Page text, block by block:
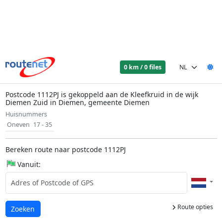
0 km / 0 files
Postcode 1112PJ is gekoppeld aan de Kleefkruid in de wijk
Diemen Zuid in Diemen, gemeente Diemen
Huisnummers
Oneven 17 - 35
Bereken route naar postcode 1112PJ
Vanuit:
Route opties
Laden...
Zoeken